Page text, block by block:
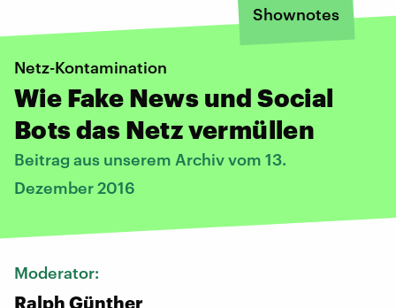
Shownotes
Netz-Kontamination
Wie Fake News und Social
Bots das Netz vermüllen
Beitrag aus unserem Archiv vom 13.
Dezember 2016
Moderator:
Ralph Günther